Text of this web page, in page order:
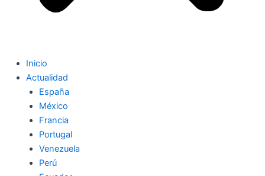
Inicio
Actualidad
España
México
Francia
Portugal
Venezuela
Perú